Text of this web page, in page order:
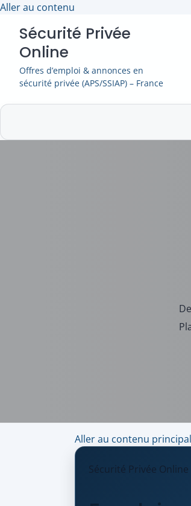
Skip
content
Aller au contenu
Sécurité Privée
Online
Offres d’emploi & annonces en
sécurité privée (APS/SSIAP) – France
Aller au contenu principal
Sécurité Privée Online